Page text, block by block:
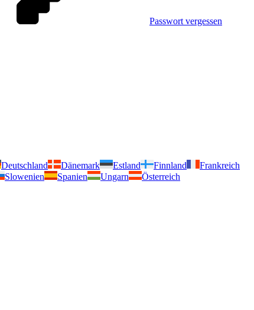
Passwort vergessen
Deutschland Dänemark Estland Finnland
Frankreich
Slowenien Spanien Ungarn Österreich